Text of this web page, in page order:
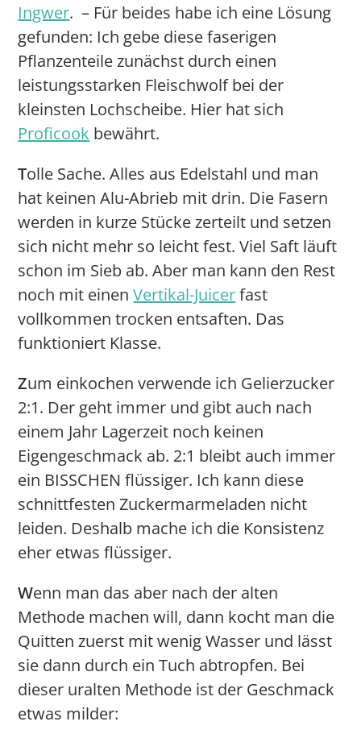
Ingwer. – Für beides habe ich eine Lösung
gefunden: Ich gebe diese faserigen
Pflanzenteile zunächst durch einen
leistungsstarken Fleischwolf bei der
kleinsten Lochscheibe. Hier hat sich
Proficook bewährt.
Tolle Sache. Alles aus Edelstahl und man
hat keinen Alu-Abrieb mit drin. Die Fasern
werden in kurze Stücke zerteilt und setzen
sich nicht mehr so leicht fest. Viel Saft läuft
schon im Sieb ab. Aber man kann den Rest
noch mit einenVertikal-Juicerfast
vollkommen trocken entsaften. Das
funktioniert Klasse.
Zum einkochen verwende ich Gelierzucker
2:1. Der geht immer und gibt auch nach
einem Jahr Lagerzeit noch keinen
Eigengeschmack ab. 2:1 bleibt auch immer
ein BISSCHEN flüssiger. Ich kann diese
schnittfesten Zuckermarmeladen nicht
leiden. Deshalb mache ich die Konsistenz
eher etwas flüssiger.
Wenn man das aber nach der alten
Methode machen will, dann kocht man die
Quitten zuerst mit wenig Wasser und lässt
sie dann durch ein Tuch abtropfen. Bei
dieser uralten Methode ist der Geschmack
etwas milder: